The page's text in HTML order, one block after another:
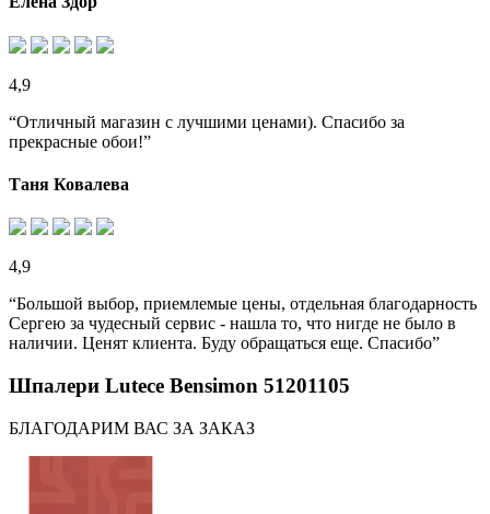
4,9
“Отличный магазин с лучшими ценами). Спасибо за
прекрасные обои!”
Таня Ковалева
4,9
“Большой выбор, приемлемые цены, отдельная благодарность
Сергею за чудесный сервис - нашла то, что нигде не было в
наличии. Ценят клиента. Буду обращаться еще. Спасибо”
Шпалери Lutece Bensimon 51201105
БЛАГОДАРИМ ВАС ЗА ЗАКАЗ